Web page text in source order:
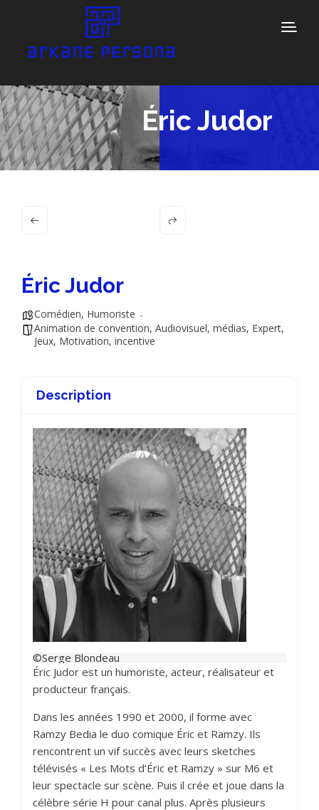
Éric Judor
Éric Judor
Comédien, Humoriste
Animation de convention, Audiovisuel, médias, Expert,
Jeux, Motivation, incentive
Description
©Serge Blondeau
Éric Judor est un humoriste, acteur, réalisateur et
producteur français.
Dans les années 1990 et 2000, il forme avec
Ramzy Bedia le duo comique Éric et Ramzy. Ils
rencontrent un vif succès avec leurs sketches
télévisés « Les Mots d’Éric et Ramzy » sur M6 et
leur spectacle sur scène. Puis il crée et joue dans la
célèbre série H pour canal plus. Après plusieurs